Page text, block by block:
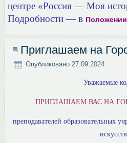
центре «Россия — Моя
Подробности — в Положении
Приглашаем на
Опубликовано 27.09.2024
Уважаемые
ПРИГЛАШАЕМ ВАС НА
преподавателей образовательных